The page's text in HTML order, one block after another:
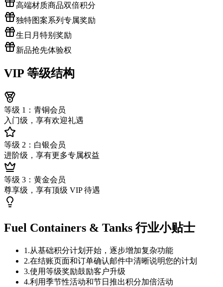
高端材质商品双倍积分
独特图案系列专属奖励
生日月特别奖励
新品抢先体验权
VIP 等级结构
等级 1：青铜会员
入门级，享有欢迎礼遇
等级 2：白银会员
进阶级，享有更多专属权益
等级 3：黄金会员
尊享级，享有顶级 VIP 待遇
Fuel Containers & Tanks 行业小贴士
1 .从基础积分计划开始，逐步增加复杂功能
2.在结账页面和订单确认邮件中清晰说明您的计划
3.使用等级奖励鼓励客户升级
4.利用季节性活动和节日推出积分加倍活动